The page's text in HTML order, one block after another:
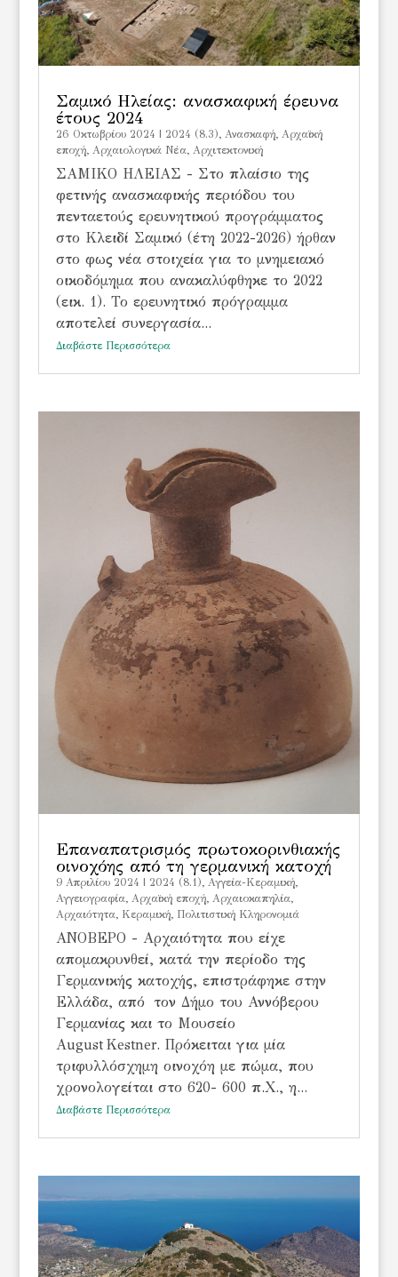
Σαμικό Ηλείας: ανασκαφική έρευνα
έτους 2024
26 Οκτωβρίου 2024 2024 (8.3), Ανασκαφή, Αρχαϊκή
εποχή, Αρχαιολογικά Νέα, Αρχιτεκτονική
ΣΑΜΙΚΟ ΗΛΕΙΑΣ - Στο πλαίσιο της
φετινής ανασκαφικής περιόδου του
πενταετούς ερευνητικού προγράμματος
στο Κλειδί Σαμικό (έτη 2022-2026) ήρθαν
στο φως νέα στοιχεία για το μνημειακό
οικοδόμημα που ανακαλύφθηκε το 2022
(εικ. 1). Το ερευνητικό πρόγραμμα
αποτελεί συνεργασία...
Διαβάστε Περισσότερα
Επαναπατρισμός πρωτοκορινθιακής
οινοχόης από τη γερμανική κατοχή
9 Απριλίου 2024 2024 (8.1), Αγγεία-Κεραμική,
Αγγειογραφία, Αρχαϊκή εποχή, Αρχαιοκαπηλία,
Αρχαιότητα, Κεραμική, Πολιτιστική Κληρονομιά
ΑΝΟΒΕΡΟ - Αρχαιότητα που είχε
απομακρυνθεί, κατά την περίοδο της
Γερμανικής κατοχής, επιστράφηκε στην
Ελλάδα, από τον Δήμο του Αννόβερου
Γερμανίας και το Μουσείο
August Kestner. Πρόκειται για μία
τριφυλλόσχημη οινοχόη με πώμα, που
χρονολογείται στο 620- 600 π.Χ., η...
Διαβάστε Περισσότερα